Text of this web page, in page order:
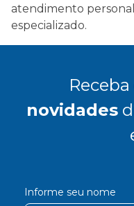
atendimento
especializado.
Receba
novidades
Informe seu nome